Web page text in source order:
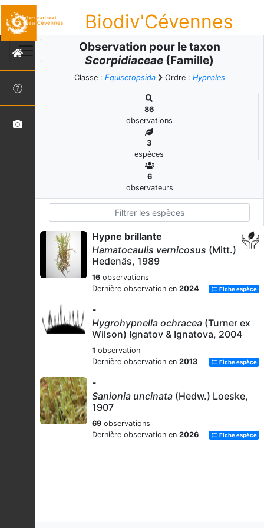
Biodiv'Cévennes
Observation pour le taxon
Scorpidiaceae (Famille)
Classe : Equisetopsida Ordre : Hypnales
86
observations
3
espèces
6
observateurs
Hypne brillante
Hamatocaulis vernicosus (Mitt.)
Hedenäs, 1989
16 observations
Dernière observation en 2024 Fiche espèce
-
Hygrohypnella ochracea (Turner ex
Wilson) Ignatov & Ignatova, 2004
1 observation
Dernière observation en 2013 Fiche espèce
-
Sanionia uncinata (Hedw.) Loeske,
1907
69 observations
Dernière observation en 2026 Fiche espèce